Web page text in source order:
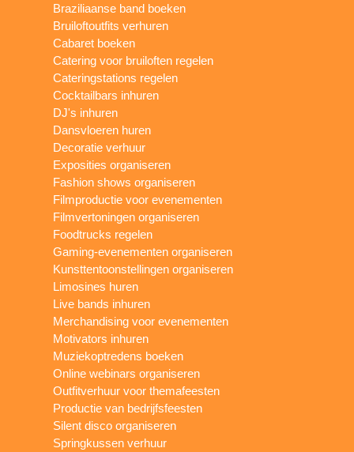
Braziliaanse band boeken
Bruiloftoutfits verhuren
Cabaret boeken
Catering voor bruiloften regelen
Cateringstations regelen
Cocktailbars inhuren
DJ's inhuren
Dansvloeren huren
Decoratie verhuur
Exposities organiseren
Fashion shows organiseren
Filmproductie voor evenementen
Filmvertoningen organiseren
Foodtrucks regelen
Gaming-evenementen organiseren
Kunsttentoonstellingen organiseren
Limosines huren
Live bands inhuren
Merchandising voor evenementen
Motivators inhuren
Muziekoptredens boeken
Online webinars organiseren
Outfitverhuur voor themafeesten
Productie van bedrijfsfeesten
Silent disco organiseren
Springkussen verhuur